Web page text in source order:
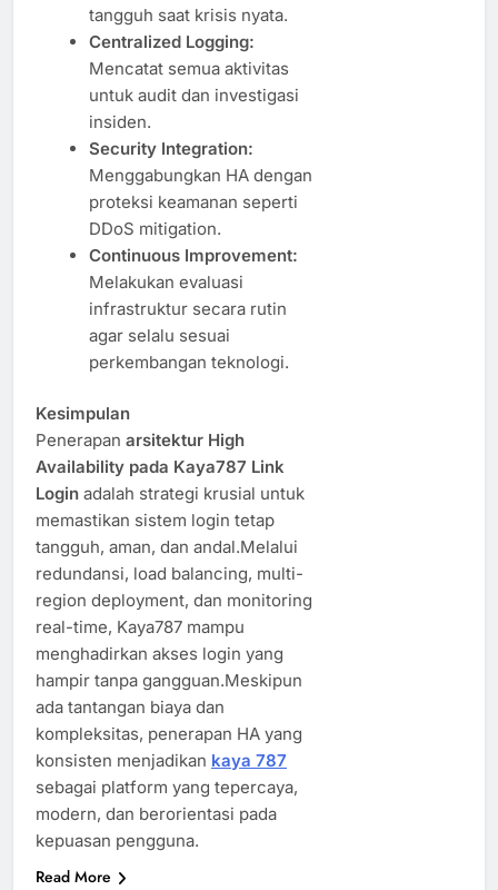
tangguh saat krisis nyata.
Centralized Logging:
Mencatat semua aktivitas
untuk audit dan investigasi
insiden.
Security Integration:
Menggabungkan HA dengan
proteksi keamanan seperti
DDoS mitigation.
Continuous Improvement:
Melakukan evaluasi
infrastruktur secara rutin
agar selalu sesuai
perkembangan teknologi.
Kesimpulan
Penerapan arsitektur High
Availability pada Kaya787 Link
Login adalah strategi krusial untuk
memastikan sistem login tetap
tangguh, aman, dan andal.Melalui
redundansi, load balancing, multi-
region deployment, dan monitoring
real-time, Kaya787 mampu
menghadirkan akses login yang
hampir tanpa gangguan.Meskipun
ada tantangan biaya dan
kompleksitas, penerapan HA yang
konsisten menjadikan kaya 787
sebagai platform yang tepercaya,
modern, dan berorientasi pada
kepuasan pengguna.
Read More